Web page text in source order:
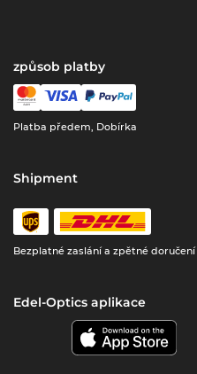
způsob platby
Platba předem, Dobírka
Shipment
Bezplatné zaslání a zpětné doručení
Edel-Optics aplikace